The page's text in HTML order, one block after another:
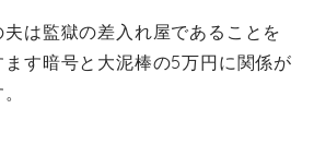
は監獄の差入れ屋であることを
す暗号と大泥棒の5万円に関係が